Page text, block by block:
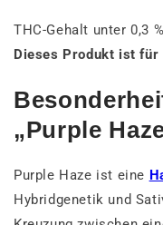
THC-Gehalt unter 0,3
Dieses Produkt ist
„Purple
Purple Haze ist eine
Hybridgenetik und